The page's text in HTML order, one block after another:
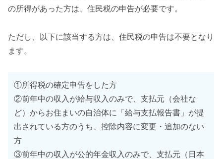
の所得があった方は、住民税の申告が必要です。
ただし、以下に該当する方は、住民税の申告は不要となり
ます。
①所得税の確定申告をした方
②前年中の収入が給与収入のみで、支払元（会社な
ど）からお住まいの自治体に「給与支払報告書」が提
出されている方のうち、控除内容に変更・追加のない
方
③前年中の収入が公的年金収入のみで、支払元（日本